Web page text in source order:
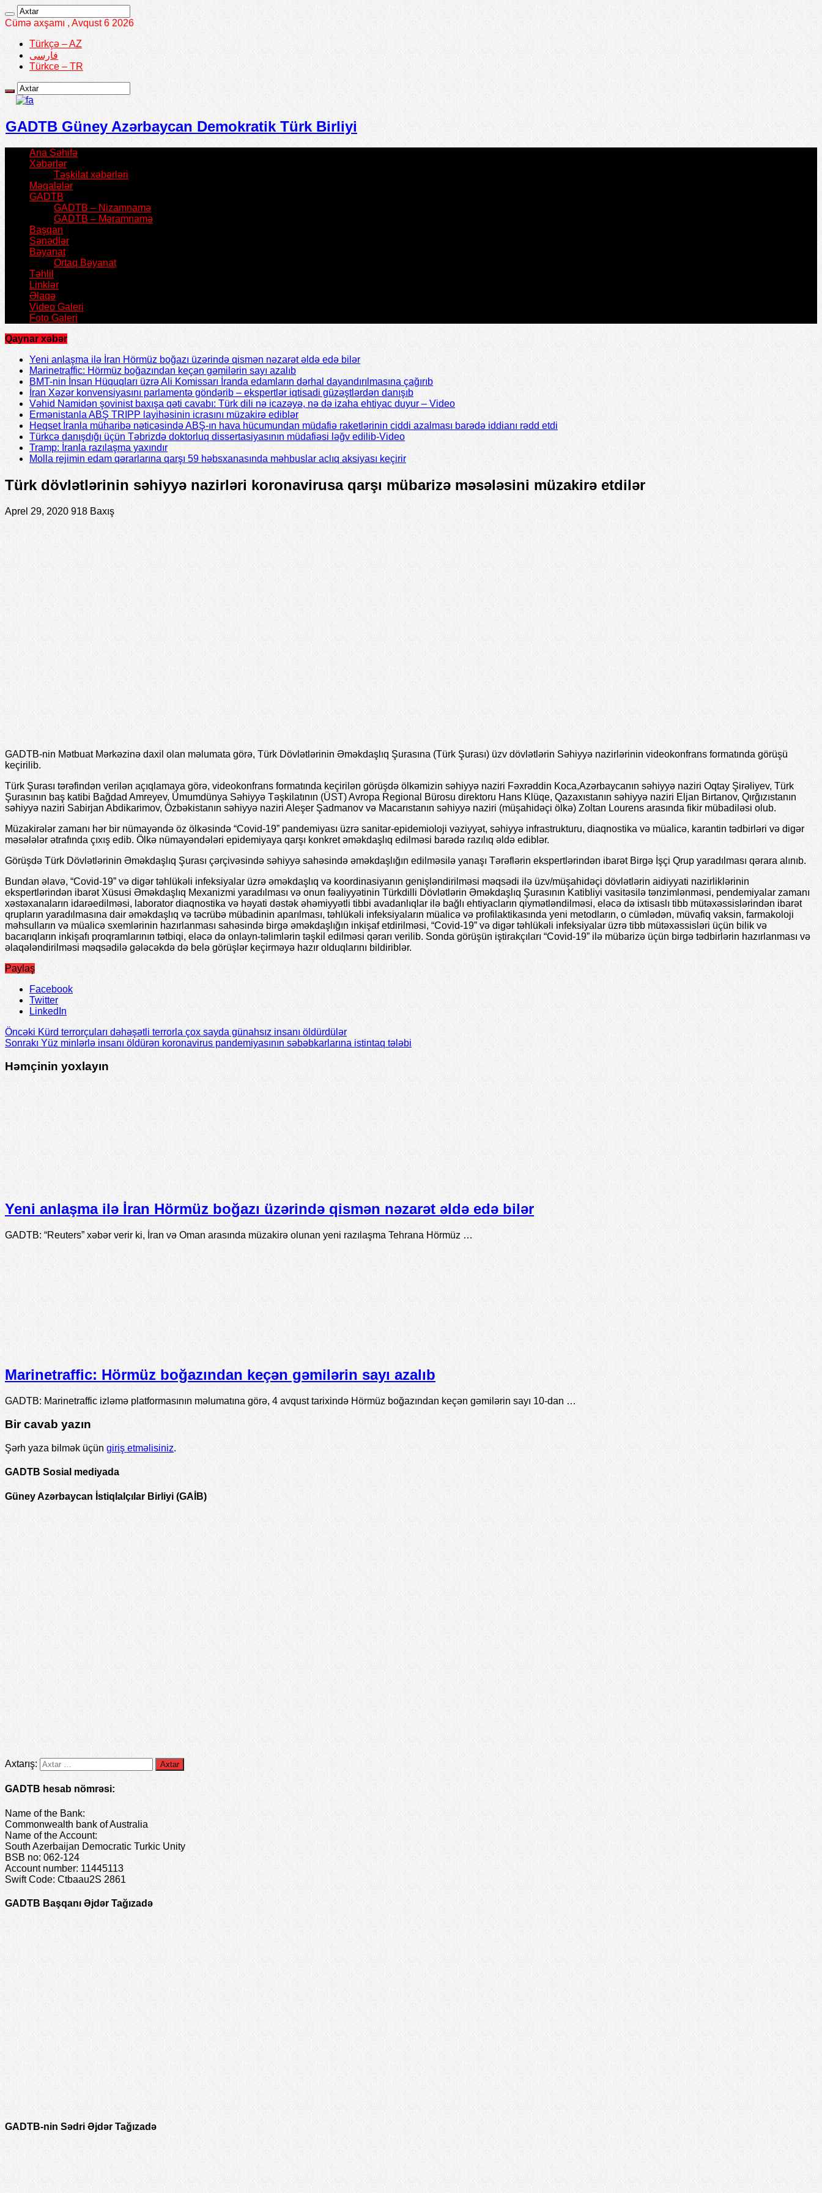
Cümə axşamı , Avqust 6 2026
Türkçə – AZ
فارسی
Türkce – TR
GADTB Güney Azərbaycan Demokratik Türk Birliyi
Ana Səhifə
Xəbərlər
Təşkilat xəbərləri
Məqalələr
GADTB
GADTB – Nizamnamə
GADTB – Məramnamə
Başqan
Sənədlər
Bəyanat
Ortaq Bəyanat
Təhlil
Linklər
Əlaqə
Video Galeri
Foto Galeri
Qaynar xəbər
Yeni anlaşma ilə İran Hörmüz boğazı üzərində qismən nəzarət əldə edə bilər
Marinetraffic: Hörmüz boğazından keçən gəmilərin sayı azalıb
BMT-nin İnsan Hüquqları üzrə Ali Komissarı İranda edamların dərhal dayandırılmasına çağırıb
İran Xəzər konvensiyasını parlamentə göndərib – ekspertlər iqtisadi güzəştlərdən danışıb
Vəhid Namidən şovinist baxışa qəti cavabı: Türk dili nə icazəyə, nə də izaha ehtiyac duyur – Video
Ermənistanla ABŞ TRIPP layihəsinin icrasını müzakirə ediblər
Heqset İranla müharibə nəticəsində ABŞ-ın hava hücumundan müdafiə raketlərinin ciddi azalması barədə iddianı rədd etdi
Türkcə danışdığı üçün Təbrizdə doktorluq dissertasiyasının müdafiəsi ləğv edilib-Video
Tramp: İranla razılaşma yaxındır
Molla rejimin edam qərarlarına qarşı 59 həbsxanasında məhbuslar aclıq aksiyası keçirir
Türk dövlətlərinin səhiyyə nazirləri koronavirusa qarşı mübarizə məsələsini müzakirə etdilər
Aprel 29, 2020 918 Baxış
GADTB-nin Mətbuat Mərkəzinə daxil olan məlumata görə, Türk Dövlətlərinin Əməkdaşlıq Şurasına (Türk Şurası) üzv dövlətlərin Səhiyyə nazirlərinin videokonfrans formatında görüşü
keçirilib.
Türk Şurası tərəfindən verilən açıqlamaya görə, videokonfrans formatında keçirilən görüşdə ölkəmizin səhiyyə naziri Fəxrəddin Koca,Azərbaycanın səhiyyə naziri Oqtay Şirəliyev, Türk
Şurasının baş katibi Bağdad Amreyev, Ümumdünya Səhiyyə Təşkilatının (ÜST) Avropa Regional Bürosu direktoru Hans Klüqe, Qazaxıstanın səhiyyə naziri Eljan Birtanov, Qırğızıstanın
səhiyyə naziri Sabirjan Abdikarimov, Özbəkistanın səhiyyə naziri Aleşer Şadmanov və Macarıstanın səhiyyə naziri (müşahidəçi ölkə) Zoltan Lourens arasında fikir mübadiləsi olub.
Müzakirələr zamanı hər bir nümayəndə öz ölkəsində “Covid-19” pandemiyası üzrə sanitar-epidemioloji vəziyyət, səhiyyə infrastrukturu, diaqnostika və müalicə, karantin tədbirləri və digər
məsələlər ətrafında çıxış edib. Ölkə nümayəndələri epidemiyaya qarşı konkret əməkdaşlıq edilməsi barədə razılıq əldə ediblər.
Görüşdə Türk Dövlətlərinin Əməkdaşlıq Şurası çərçivəsində səhiyyə sahəsində əməkdaşlığın edilməsilə yanaşı Tərəflərin ekspertlərindən ibarət Birgə İşçi Qrup yaradılması qərara alınıb.
Bundan əlavə, “Covid-19” və digər təhlükəli infeksiyalar üzrə əməkdaşlıq və koordinasiyanın genişləndirilməsi məqsədi ilə üzv/müşahidəçi dövlətlərin aidiyyati nazirliklərinin
ekspertlərindən ibarət Xüsusi Əməkdaşlıq Mexanizmi yaradılması və onun fəaliyyətinin Türkdilli Dövlətlərin Əməkdaşlıq Şurasının Katibliyi vasitəsilə tənzimlənməsi, pendemiyalar zamanı
xəstəxanaların idarəedilməsi, laborator diaqnostika və həyati dəstək əhəmiyyətli tibbi avadanlıqlar ilə bağlı ehtiyacların qiymətləndilməsi, eləcə də ixtisaslı tibb mütəxəssislərindən ibarət
qrupların yaradılmasına dair əməkdaşlıq və təcrübə mübadinin aparılması, təhlükəli infeksiyaların müalicə və profilaktikasında yeni metodların, o cümlədən, müvafiq vaksin, farmakoloji
məhsulların və müalicə sxemlərinin hazırlanması sahəsində birgə əməkdaşlığın inkişaf etdirilməsi, “Covid-19” və digər təhlükəli infeksiyalar üzrə tibb mütəxəssisləri üçün bilik və
bacarıqların inkişafı proqramlarının tətbiqi, eləcə də onlayn-təlimlərin təşkil edilməsi qərarı verilib. Sonda görüşün iştirakçıları “Covid-19” ilə mübarizə üçün birgə tədbirlərin hazırlanması və
əlaqələndirilməsi məqsədilə gələcəkdə də belə görüşlər keçirməyə hazır olduqlarını bildiriblər.
Paylaş
Facebook
Twitter
LinkedIn
Öncəki Kürd terrorçuları dəhəşətli terrorla çox sayda günahsız insanı öldürdülər
SonrakıYüz minlərlə insanı öldürən koronavirus pandemiyasının səbəbkarlarına istintaq tələbi
Həmçinin yoxlayın
Yeni anlaşma ilə İran Hörmüz boğazı üzərində qismən nəzarət əldə edə bilər
GADTB: “Reuters” xəbər verir ki, İran və Oman arasında müzakirə olunan yeni razılaşma Tehrana Hörmüz …
Marinetraffic: Hörmüz boğazından keçən gəmilərin sayı azalıb
GADTB: Marinetraffic izləmə platformasının məlumatına görə, 4 avqust tarixində Hörmüz boğazından keçən gəmilərin sayı 10-dan …
Bir cavab yazın
Şərh yaza bilmək üçün giriş etməlisiniz.
GADTB Sosial mediyada
Güney Azərbaycan İstiqlalçılar Birliyi (GAİB)
Axtarış:
GADTB hesab nömrəsi:
Name of the Bank:
Commonwealth bank of Australia
Name of the Account:
South Azerbaijan Democratic Turkic Unity
BSB no: 062-124
Account number: 11445113
Swift Code: Ctbaau2S 2861
GADTB Başqanı Əjdər Tağızadə
GADTB-nin Sədri Əjdər Tağızadə